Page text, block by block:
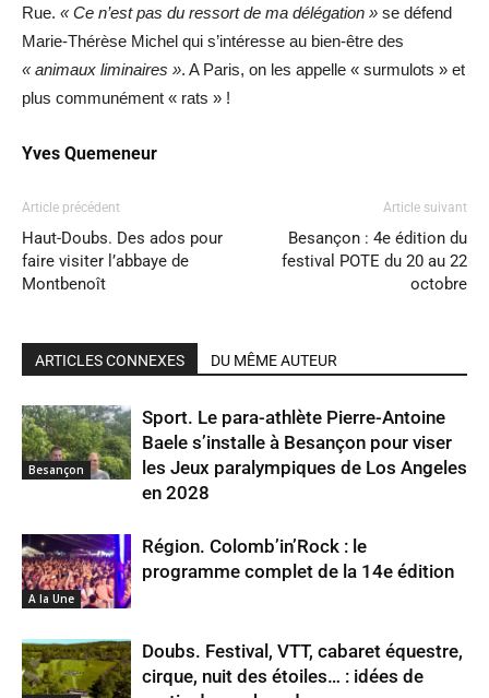
Rue. « Ce n’est pas du ressort de ma délégation » se défend
Marie-Thérèse Michel qui s’intéresse au bien-être des
« animaux liminaires ». A Paris, on les appelle « surmulots » et
plus communément « rats » !
Yves Quemeneur
Article précédent
Haut-Doubs. Des ados pour
faire visiter l’abbaye de
Montbenoît
Article suivant
Besançon : 4e édition du
festival POTE du 20 au 22
octobre
ARTICLES CONNEXES DU MÊME AUTEUR
Besançon
Sport. Le para-athlète Pierre-Antoine
Baele s’installe à Besançon pour viser
les Jeux paralympiques de Los Angeles
en 2028
A la Une
Région. Colomb’in’Rock : le
programme complet de la 14e édition
Doubs. Festival, VTT, cabaret équestre,
cirque, nuit des étoiles… : idées de